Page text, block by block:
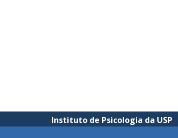
Instituto de Psicologia da USP